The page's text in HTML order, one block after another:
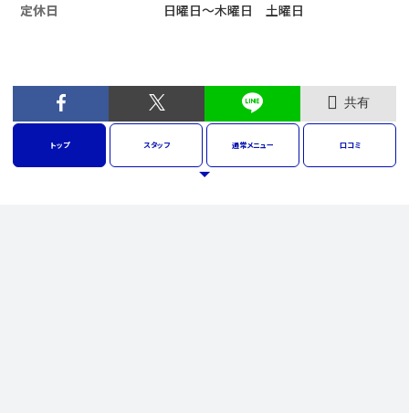
定休日 日曜日～木曜日 土曜日
共有
トップ スタッフ 通常メニュー 口コミ